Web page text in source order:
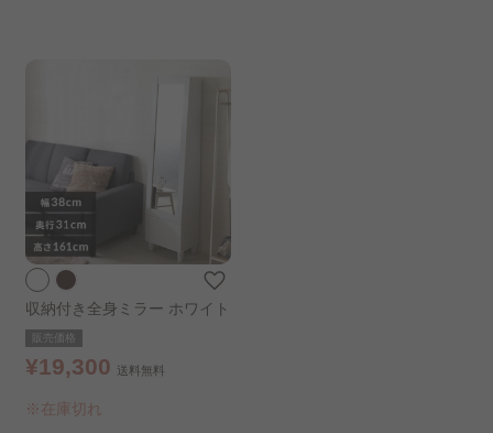
収納付き全身ミラー ホワイト
販売価格
¥19,300 送料無料
※在庫切れ